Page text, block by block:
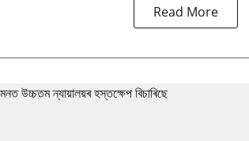
Read More